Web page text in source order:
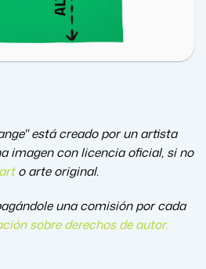
está creado por un artista
imagen con licencia oficial, si no
o arte original.
una comisión por cada
sobre derechos de autor.